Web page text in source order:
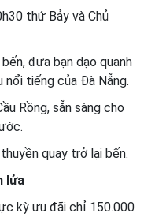
thứ Bảy và Chủ
đưa bạn dạo quanh
nổi tiếng của Đà Nẵng.
Rồng, sẵn sàng cho
quay trở lại bến.
lửa
kỳ ưu đãi chỉ 150.000